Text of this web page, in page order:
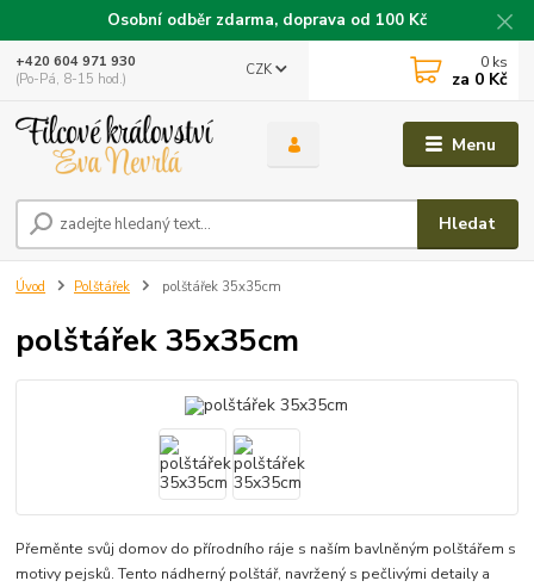
Osobní odběr zdarma, doprava od 100 Kč
Menu
CZK
Hledat
+420 604 971 930
(Po-Pá, 8-15 hod.)
0 ks
za 0 Kč
Úvod Polštářek polštářek 35x35cm
polštářek 35x35cm
Přeměnte svůj domov do přírodního ráje s naším bavlněným polštářem s
motivy pejsků. Tento nádherný polštář, navržený s pečlivými detaily a